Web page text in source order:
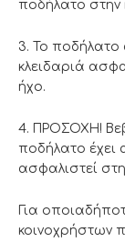
ποδήλατο στην
3. Το ποδήλατο
κλειδαριά
ήχο.
4. ΠΡΟΣΟΧΗ!
ποδήλατο έχει
ασφαλιστεί
Για
κοινοχρήστων